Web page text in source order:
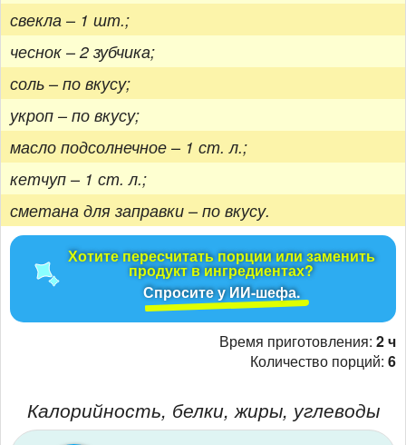
свекла – 1 шт.;
чеснок – 2 зубчика;
соль – по вкусу;
укроп – по вкусу;
масло подсолнечное – 1 ст. л.;
кетчуп – 1 ст. л.;
сметана для заправки – по вкусу.
Хотите пересчитать порции или заменить
продукт в ингредиентах?
Спросите у ИИ-шефа.
Время приготовления: 2 ч
Количество порций: 6
Калорийность, белки, жиры, углеводы